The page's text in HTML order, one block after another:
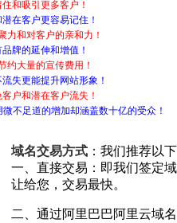
和吸引更多客户！
在客户更容易记住！
力和对客户的亲和力！
牌的延伸和增值！
大量的宣传费用！
失更能提升网站形象！
户和潜在客户流失！
不足道的增加却涵盖数十亿的受众！
域名交易方式 ：我们推荐以
一、直接交易：即我们签定
让给您，交易最快。
二、通过阿里巴巴阿里云域